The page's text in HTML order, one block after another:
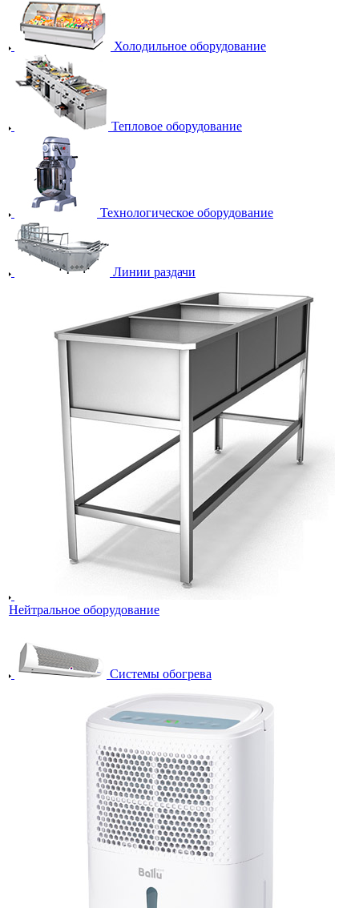
Холодильное оборудование
Тепловое оборудование
Технологическое оборудование
Линии раздачи
Нейтральное оборудование
Системы обогрева